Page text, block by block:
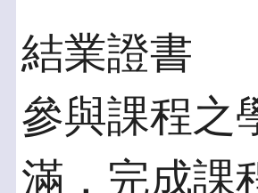
結業證書
參與課程之
滿，完成課